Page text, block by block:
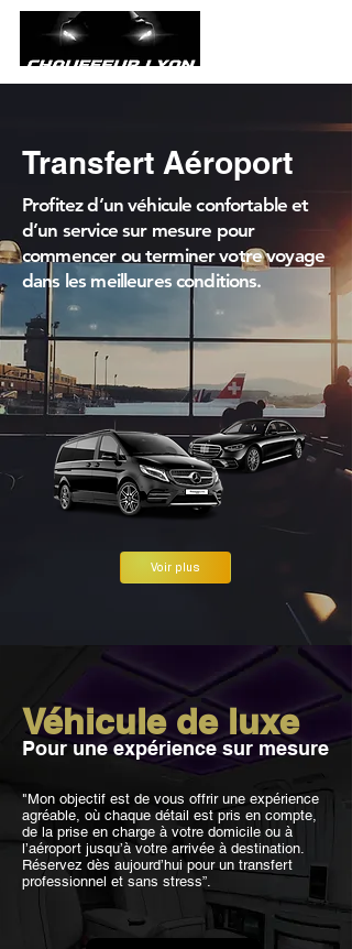
Transfert Aéroport
Profitez d’un véhicule confortable et
d’un service sur mesure pour
commencer ou terminer votre voyage
dans les meilleures conditions.
Voir plus
Véhicule de luxe
Pour une expérience sur mesure
"Mon objectif est de vous offrir une expérience
agréable, où chaque détail est pris en compte,
de la prise en charge à votre domicile ou à
l’aéroport jusqu’à votre arrivée à destination.
Réservez dès aujourd’hui pour un transfert
professionnel et sans stress”.